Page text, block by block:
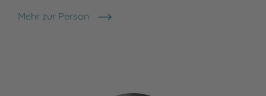
Mehr zur Person
Florian Beckerhoff